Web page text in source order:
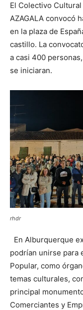
El Colectivo
AZAGALA convocó
en la plaza de
castillo. La
a casi 400
se iniciaran.
rhdr
En Alburquerque
podrían unirse para
Popular, como
temas culturales,
principal
Comerciantes y